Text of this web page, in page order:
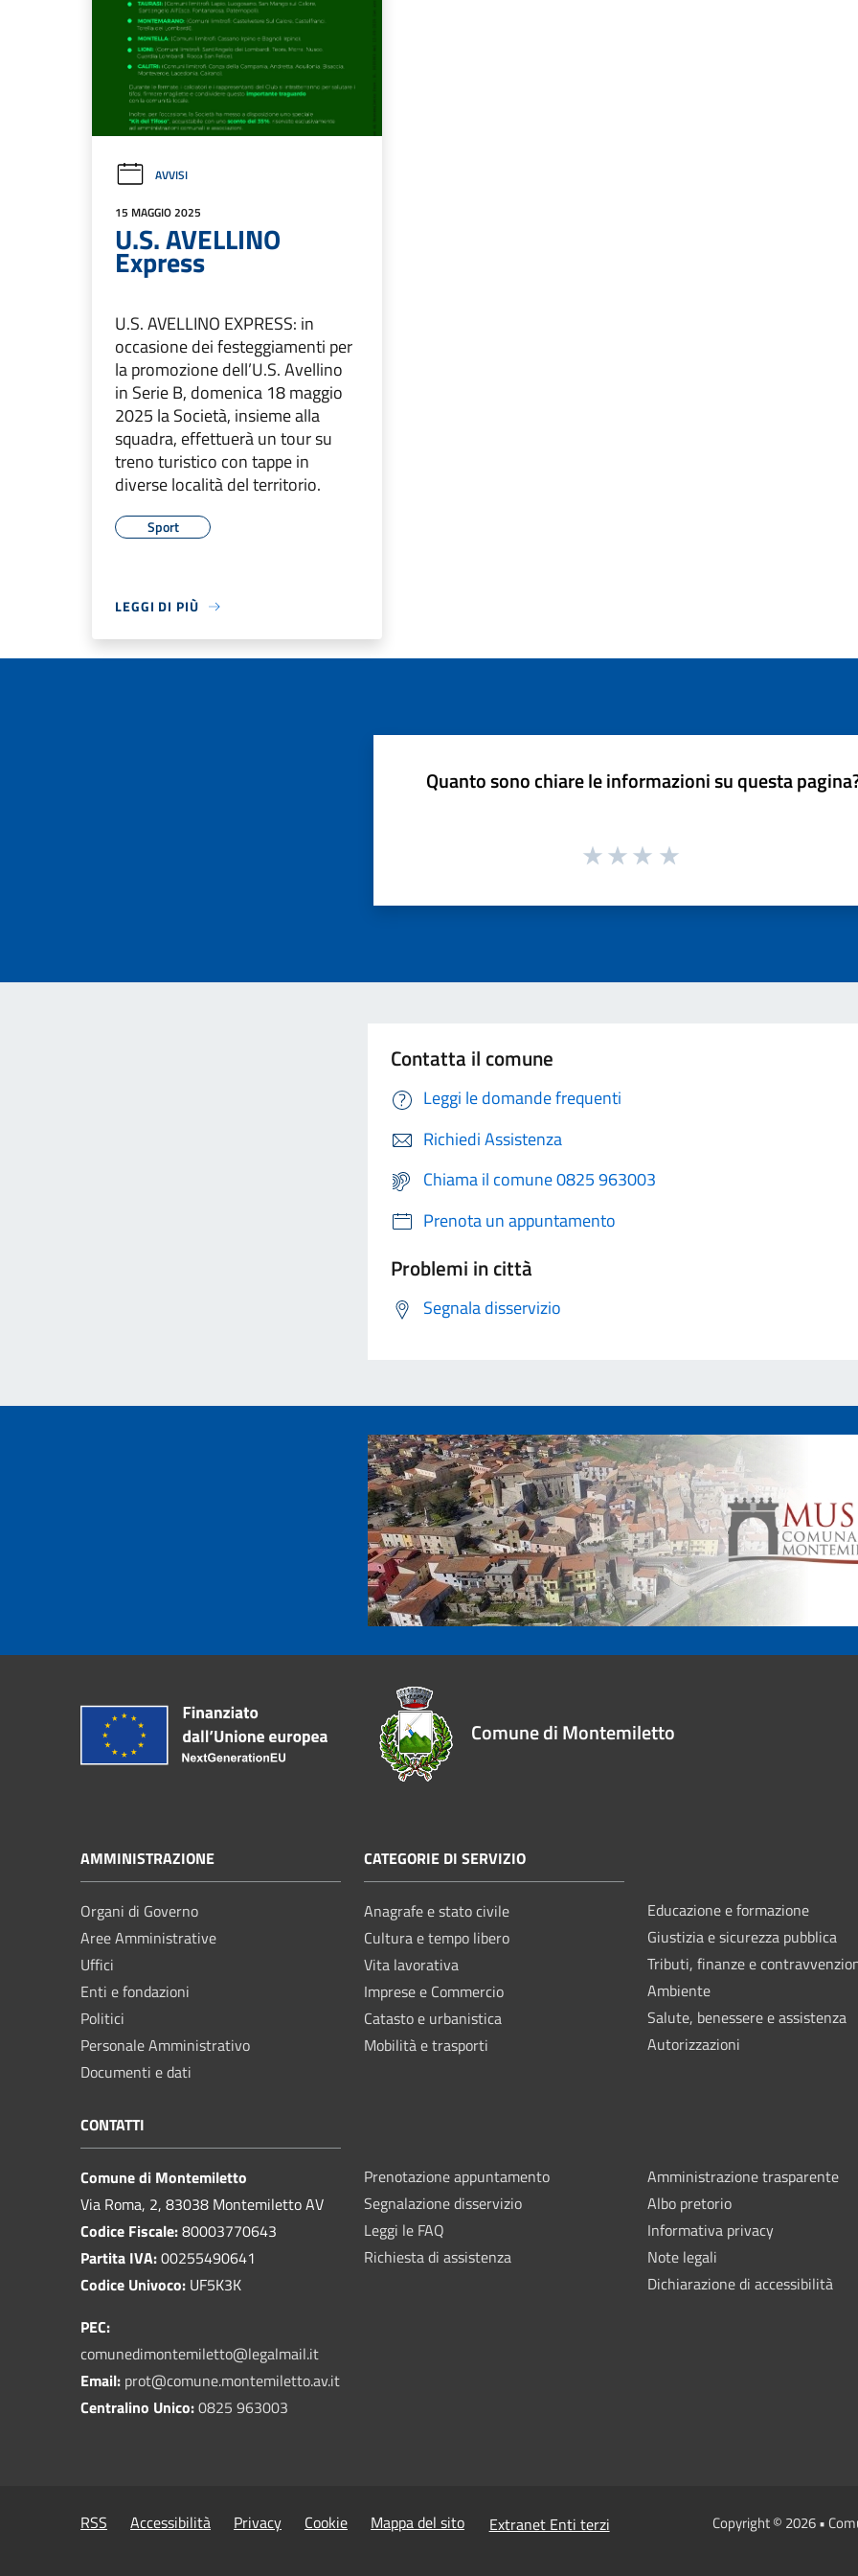
AVVISI
15 MAGGIO 2025
U.S. AVELLINO
Express
U.S. AVELLINO EXPRESS: in
occasione dei festeggiamenti per
la promozione dell’U.S. Avellino
in Serie B, domenica 18 maggio
2025 la Società, insieme alla
squadra, effettuerà un tour su
treno turistico con tappe in
diverse località del territorio.
Sport
LEGGI DI PIÙ
Quanto sono chiare le informazioni su questa
Contatta il comune
Leggi le domande frequenti
Richiedi Assistenza
Chiama il comune 0825 963003
Prenota un appuntamento
Problemi in città
Segnala disservizio
Comune di Montemiletto
AMMINISTRAZIONE
Organi di Governo
Aree Amministrative
Uffici
Enti e fondazioni
Politici
Personale Amministrativo
Documenti e dati
CATEGORIE DI SERVIZIO
Anagrafe e stato civile
Cultura e tempo libero
Vita lavorativa
Imprese e Commercio
Catasto e urbanistica
Mobilità e trasporti
Educazione e formazione
Giustizia e sicurezza pubblica
Tributi, finanze e
Ambiente
Salute, benessere e assistenza
Autorizzazioni
CONTATTI
Comune di Montemiletto
Via Roma, 2, 83038 Montemiletto AV
Codice Fiscale:80003770643
Partita IVA:00255490641
Codice Univoco: UF5K3K
PEC:
comunedimontemiletto@legalmail.it
Email: prot@comune.montemiletto.av.it
Centralino Unico:0825 963003
Prenotazione appuntamento
Segnalazione disservizio
Leggi le FAQ
Richiesta di assistenza
Amministrazione trasparente
Albo pretorio
Informativa privacy
Note legali
Dichiarazione di accessibilità
RSS Accessibilità Privacy Cookie Mappa del sito Extranet Enti terzi Copyright © 2026 •